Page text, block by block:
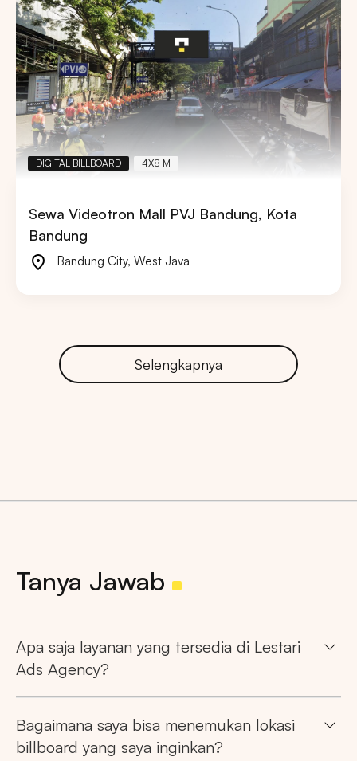
DIGITAL BILLBOARD 4X8 M
Sewa Videotron Mall PVJ Bandung, Kota
Bandung
Bandung City, West Java
Selengkapnya
Tanya Jawab
Apa saja layanan yang tersedia di Lestari
Ads Agency?
Bagaimana saya bisa menemukan lokasi
billboard yang saya inginkan?